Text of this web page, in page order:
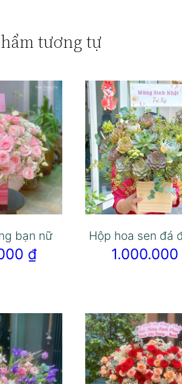
tương tự
bạn nữ
₫
Hộp hoa sen đá
1.000.000